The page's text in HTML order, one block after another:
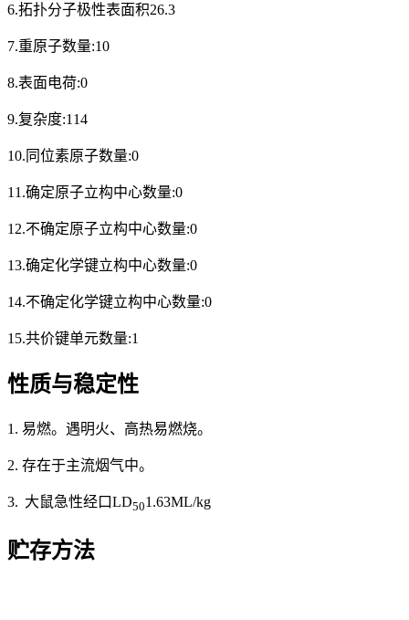
6.拓扑分子极性表面积26.3
7.重原子数量:10
8.表面电荷:0
9.复杂度:114
10.同位素原子数量:0
11.确定原子立构中心数量:0
12.不确定原子立构中心数量:0
13.确定化学键立构中心数量:0
14.不确定化学键立构中心数量:0
15.共价键单元数量:1
性质与稳定性
1. 易燃。遇明火、高热易燃烧。
2. 存在于主流烟气中。
3. 大鼠急性经口LD501.63ML/kg
贮存方法